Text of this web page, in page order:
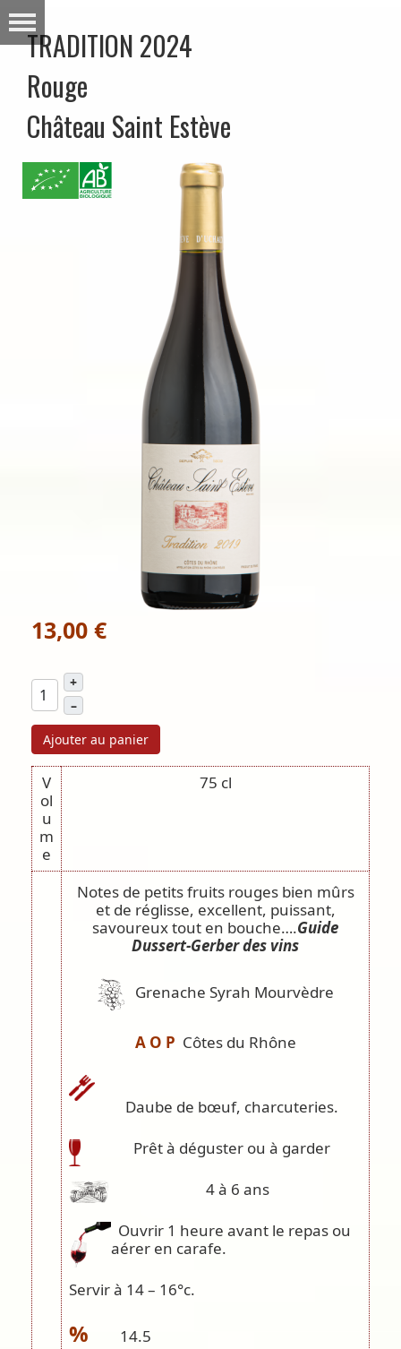
TRADITION 2024
Rouge
Château Saint Estève
13,00 €
+
–
Ajouter au panier
V
ol
u
m
e
75 cl
Notes de petits fruits rouges bien mûrs
et de réglisse, excellent, puissant,
savoureux tout en bouche….Guide
Dussert-Gerber des vins
Grenache Syrah Mourvèdre
A O P Côtes du Rhône
Daube de bœuf, charcuteries.
Prêt à déguster ou à garder
4 à 6 ans
Ouvrir 1 heure avant le repas ou
aérer en carafe.
Servir à 14 – 16°c.
% 14.5